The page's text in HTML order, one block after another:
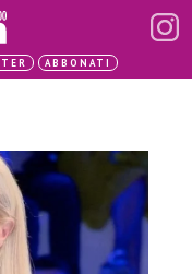
ABBONATI